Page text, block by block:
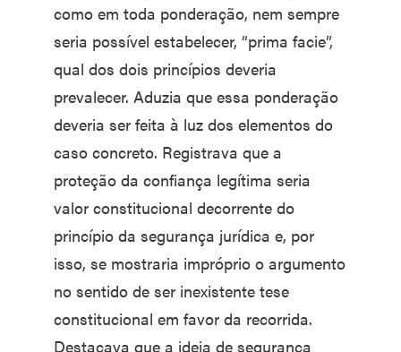
como em toda ponderação, nem sempre
seria possível estabelecer, “prima facie”,
qual dos dois princípios deveria
prevalecer. Aduzia que essa ponderação
deveria ser feita à luz dos elementos do
caso concreto. Registrava que a
proteção da confiança legítima seria
valor constitucional decorrente do
princípio da segurança jurídica e, por
isso, se mostraria impróprio o argumento
no sentido de ser inexistente tese
constitucional em favor da recorrida.
Destacava que a ideia de segurança